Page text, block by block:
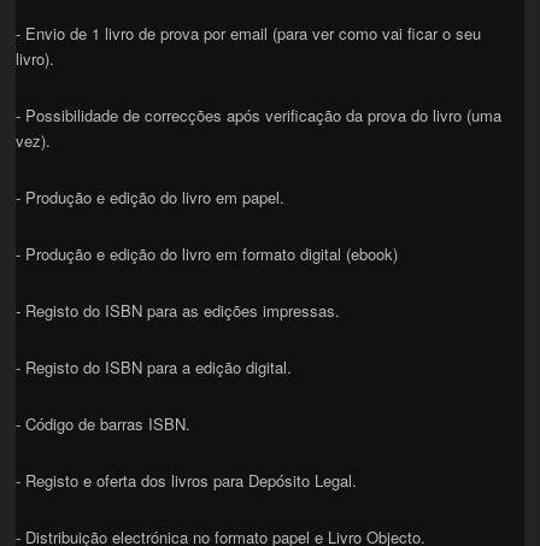
- Envio de 1 livro de prova por email (para ver como vai ficar o seu
livro).
- Possibilidade de correcções após verificação da prova do livro (uma
vez).
- Produção e edição do livro em papel.
- Produção e edição do livro em formato digital (ebook)
- Registo do ISBN para as edições impressas.
- Registo do ISBN para a edição digital.
- Código de barras ISBN.
- Registo e oferta dos livros para Depósito Legal.
- Distribuição electrónica no formato papel e Livro Objecto.